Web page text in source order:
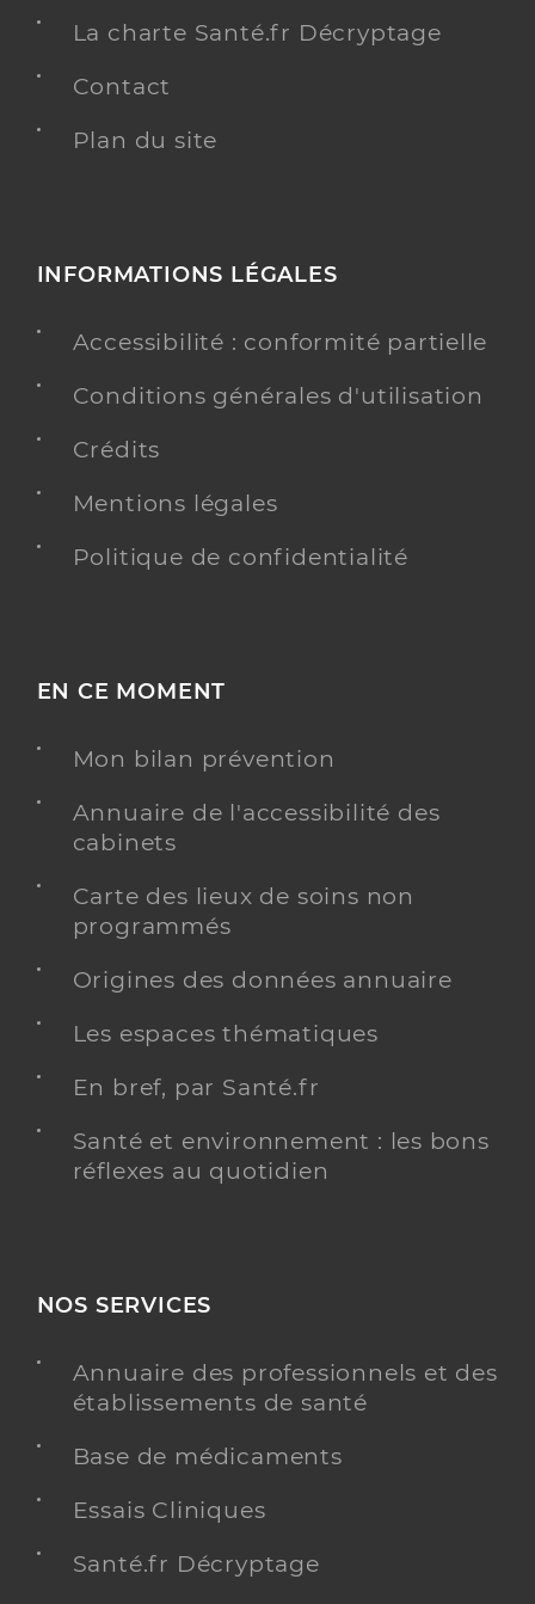
La charte Santé.fr Décryptage
Contact
Plan du site
INFORMATIONS LÉGALES
Accessibilité : conformité partielle
Conditions générales d'utilisation
Crédits
Mentions légales
Politique de confidentialité
EN CE MOMENT
Mon bilan prévention
Annuaire de l'accessibilité des
cabinets
Carte des lieux de soins non
programmés
Origines des données annuaire
Les espaces thématiques
En bref, par Santé.fr
Santé et environnement : les bons
réflexes au quotidien
NOS SERVICES
Annuaire des professionnels et des
établissements de santé
Base de médicaments
Essais Cliniques
Santé.fr Décryptage